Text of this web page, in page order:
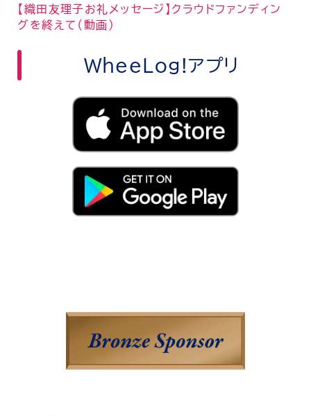
【織田友理子お礼メッセージ】クラウドファンディン
グを終えて（動画）
WheeLog!アプリ